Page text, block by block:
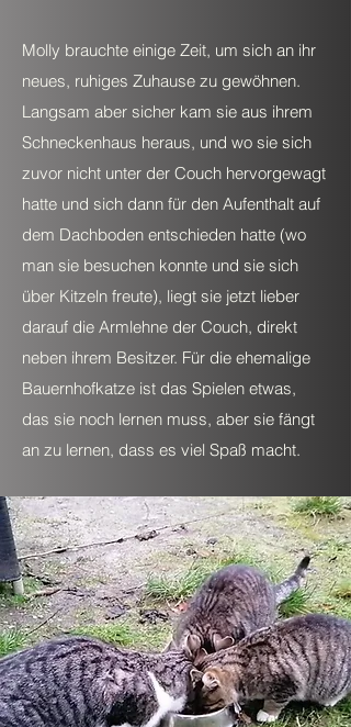
Molly brauchte einige Zeit, um sich an ihr
neues, ruhiges Zuhause zu gewöhnen.
Langsam aber sicher kam sie aus ihrem
Schneckenhaus heraus, und wo sie sich
zuvor nicht unter der Couch hervorgewagt
hatte und sich dann für den Aufenthalt auf
dem Dachboden entschieden hatte (wo
man sie besuchen konnte und sie sich
über Kitzeln freute), liegt sie jetzt lieber
darauf die Armlehne der Couch, direkt
neben ihrem Besitzer. Für die ehemalige
Bauernhofkatze ist das Spielen etwas,
das sie noch lernen muss, aber sie fängt
an zu lernen, dass es viel Spaß macht.